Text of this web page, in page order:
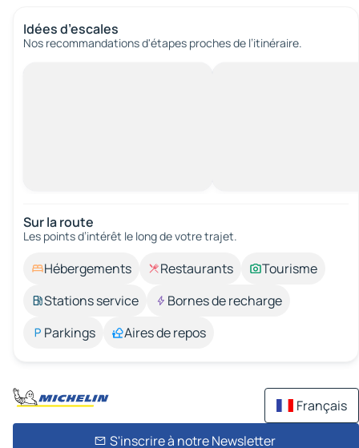
Idées d’escales
Nos recommandations d'étapes proches de l’itinéraire.
Sur la route
Les points d’intérêt le long de votre trajet.
Hébergements Restaurants
Tourisme
Stations service
Bornes de recharge
Parkings
Aires de repos
Français
S'inscrire à notre Newsletter